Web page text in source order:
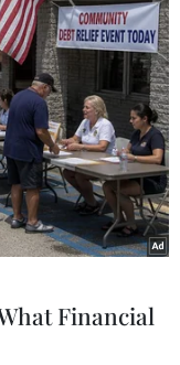
Financial